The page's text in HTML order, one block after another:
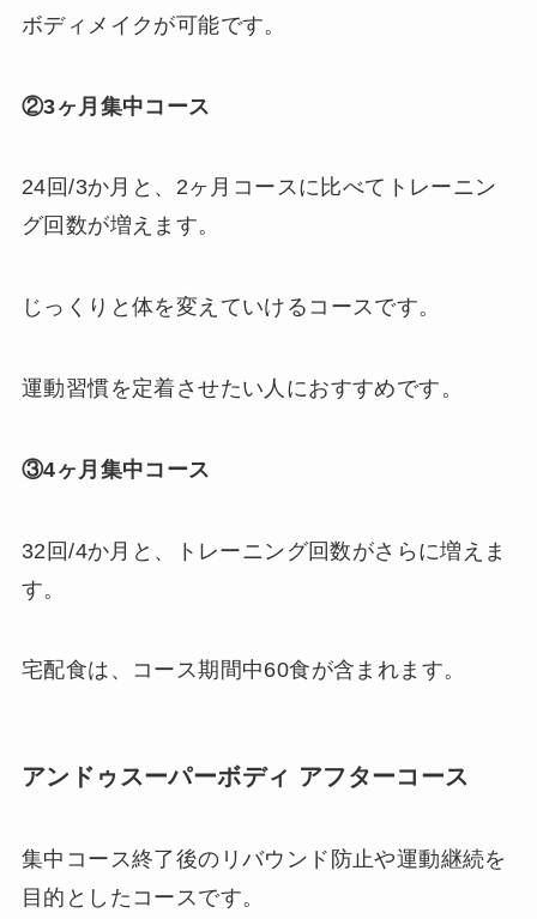
ボディメイクが可能です。
②3ヶ月集中コース
24回/3か月と、2ヶ月コースに比べてトレーニン
グ回数が増えます。
じっくりと体を変えていけるコースです。
運動習慣を定着させたい人におすすめです。
③4ヶ月集中コース
32回/4か月と、トレーニング回数がさらに増えま
す。
宅配食は、コース期間中60食が含まれます。
アンドゥスーパーボディ アフターコース
集中コース終了後のリバウンド防止や運動継続を
目的としたコースです。